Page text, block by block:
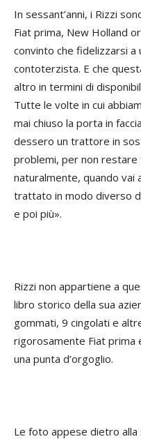
In sessant’anni, i Rizzi
Fiat prima, New Holland
convinto che fidelizzarsi a
contoterzista. E che
altro in termini di
Tutte le volte in cui
mai chiuso la porta in
dessero un trattore in
problemi, per non restare
naturalmente, quando vai
trattato in modo diverso
e poi più».
Rizzi non appartiene a
libro storico della sua
gommati, 9 cingolati e
rigorosamente Fiat prima
una punta d’orgoglio.
Le foto appese dietro